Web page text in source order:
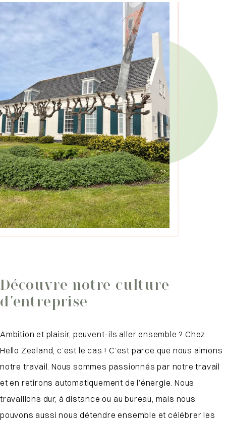
Découvre notre culture
d'entreprise
Ambition et plaisir, peuvent-ils aller ensemble ? Chez
Hello Zeeland, c’est le cas ! C’est parce que nous aimons
notre travail. Nous sommes passionnés par notre travail
et en retirons automatiquement de l’énergie. Nous
travaillons dur, à distance ou au bureau, mais nous
pouvons aussi nous détendre ensemble et célébrer les